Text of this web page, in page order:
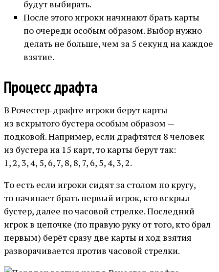
будут выбирать.
После этого игроки начинают брать карты
по очереди особым образом. Выбор нужно
делать не больше, чем за 5 секунд на каждое
взятие.
Процесс драфта
В Рочестер-драфте игроки берут карты
из вскрытого бустера особым образом —
подковой. Например, если драфтятся 8 человек
из бустера на 15 карт, то карты берут так:
1, 2, 3, 4, 5, 6, 7, 8, 8, 7, 6, 5, 4, 3, 2.
То есть если игроки сидят за столом по кругу,
то начинает брать первый игрок, кто вскрыл
бустер, далее по часовой стрелке. Последний
игрок в цепочке (по правую руку от того, кто брал
первым) берёт сразу две карты и ход взятия
разворачивается против часовой стрелки.